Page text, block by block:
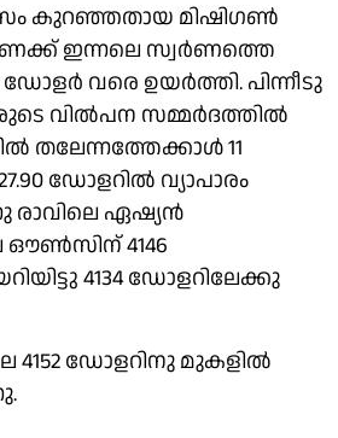
കുറഞ്ഞതായ മിഷിഗണ്‍
ഇന്നലെ സ്വര്‍ണത്തെ
വരെ ഉയര്‍ത്തി. പിന്നീടു
വില്‍പന സമ്മര്‍ദത്തില്‍
തലേന്നത്തേക്കാള്‍ 11
ഡോളറില്‍ വ്യാപാരം
രാവിലെ ഏഷ്യന്‍
ഔണ്‍സിന് 4146
4134 ഡോളറിലേക്കു
4152 ഡോളറിനു മുകളില്‍